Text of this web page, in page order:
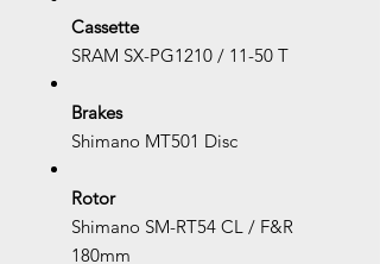
Cassette
SRAM SX-PG1210 / 11-50 T
Brakes
Shimano MT501 Disc
Rotor
Shimano SM-RT54 CL / F&R
180mm